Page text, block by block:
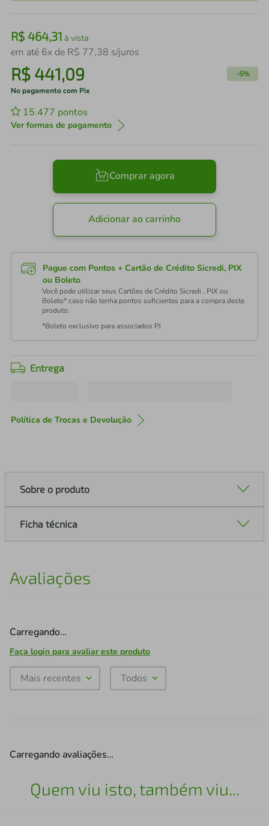
R$ 464,31 à vista
em até 6x de R$ 77,38 s/juros
R$ 441,09 -5%
No pagamento com Pix
15.477 pontos
Ver formas de pagamento
Comprar agora
Adicionar ao carrinho
Pague com Pontos + Cartão de Crédito Sicredi, PIX
ou Boleto
Você pode utilizar seus Cartões de Crédito Sicredi , PIX ou
Boleto* caso não tenha pontos suficientes para a compra deste
produto.
*Boleto exclusivo para associados PJ
Entrega
Política de Trocas e Devolução
Sobre o produto
Ficha técnica
Avaliações
Carregando…
Faça login para avaliar este produto
Mais recentes Todos
Carregando avaliações…
Quem viu isto, também viu...